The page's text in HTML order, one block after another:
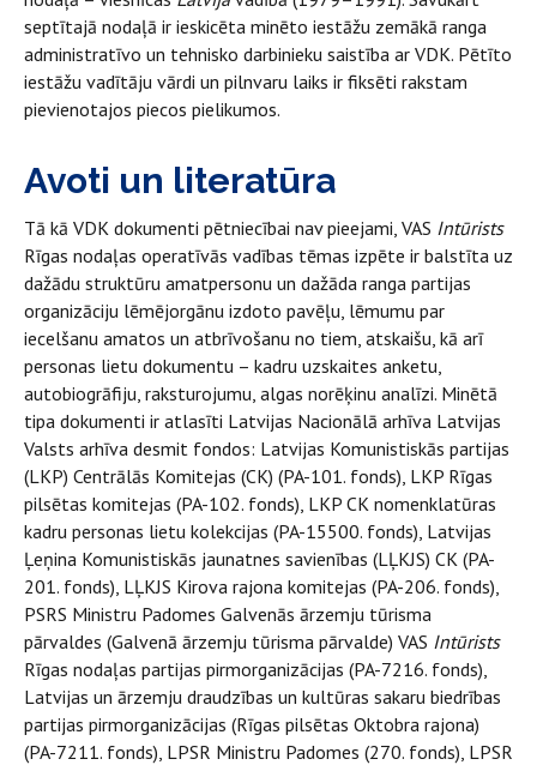
septītajā nodaļā ir ieskicēta minēto iestāžu zemākā ranga
administratīvo un tehnisko darbinieku saistība ar VDK. Pētīto
iestāžu vadītāju vārdi un pilnvaru laiks ir fiksēti rakstam
pievienotajos piecos pielikumos.
Avoti un literatūra
Tā kā VDK dokumenti pētniecībai nav pieejami, VAS Intūrists
Rīgas nodaļas operatīvās vadības tēmas izpēte ir balstīta uz
dažādu struktūru amatpersonu un dažāda ranga partijas
organizāciju lēmējorgānu izdoto pavēļu, lēmumu par
iecelšanu amatos un atbrīvošanu no tiem, atskaišu, kā arī
personas lietu dokumentu – kadru uzskaites anketu,
autobiogrāfiju, raksturojumu, algas norēķinu analīzi. Minētā
tipa dokumenti ir atlasīti Latvijas Nacionālā arhīva Latvijas
Valsts arhīva desmit fondos: Latvijas Komunistiskās partijas
(LKP) Centrālās Komitejas (CK) (PA-101. fonds), LKP Rīgas
pilsētas komitejas (PA-102. fonds), LKP CK nomenklatūras
kadru personas lietu kolekcijas (PA-15500. fonds), Latvijas
Ļeņina Komunistiskās jaunatnes savienības (LĻKJS) CK (PA-
201. fonds), LĻKJS Kirova rajona komitejas (PA-206. fonds),
PSRS Ministru Padomes Galvenās ārzemju tūrisma
pārvaldes (Galvenā ārzemju tūrisma pārvalde) VAS Intūrists
Rīgas nodaļas partijas pirmorganizācijas (PA-7216. fonds),
Latvijas un ārzemju draudzības un kultūras sakaru biedrības
partijas pirmorganizācijas (Rīgas pilsētas Oktobra rajona)
(PA-7211. fonds), LPSR Ministru Padomes (270. fonds), LPSR